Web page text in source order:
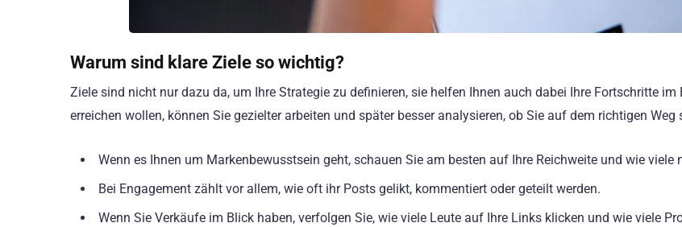
Warum sind klare Ziele so wichtig?
Ziele sind nicht nur dazu da, um Ihre Strategie zu definieren, sie helfen Ihnen auch dabei Ihre Fortschritte
erreichen wollen, können Sie gezielter arbeiten und später besser analysieren, ob Sie auf dem richtigen Weg
Wenn es Ihnen um Markenbewusstsein geht, schauen Sie am besten auf Ihre Reichweite und wie
Bei Engagement zählt vor allem, wie oft ihr Posts gelikt, kommentiert oder geteilt werden.
Wenn Sie Verkäufe im Blick haben, verfolgen Sie, wie viele Leute auf Ihre Links klicken und wie viele